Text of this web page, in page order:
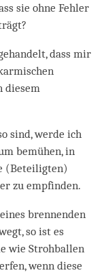
sie ohne Fehler
dass mir
diesem
sind, werde ich
bemühen, in
(Beteiligten)
zu empfinden.
brennenden
so ist es
wie Strohballen
wenn diese